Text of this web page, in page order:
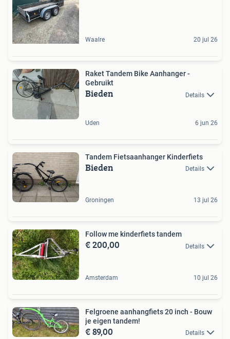
Waalre 20 jul 26
Raket Tandem Bike Aanhanger -
Gebruikt
Bieden Details
Uden 6 jun 26
Tandem Fietsaanhanger Kinderfiets
Bieden Details
Groningen 13 jul 26
Follow me kinderfiets tandem
€ 200,00 Details
Amsterdam 10 jul 26
Felgroene aanhangfiets 20 inch - Bouw
je eigen tandem!
€ 89,00 Details